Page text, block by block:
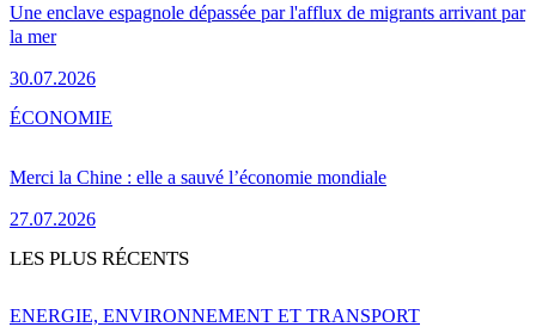
Une enclave espagnole dépassée par l'afflux de migrants arrivant par
la mer
30.07.2026
Merci la Chine : elle a sauvé l’économie mondiale
27.07.2026
ÉCONOMIE
LES PLUS RÉCENTS
ENERGIE, ENVIRONNEMENT ET TRANSPORT